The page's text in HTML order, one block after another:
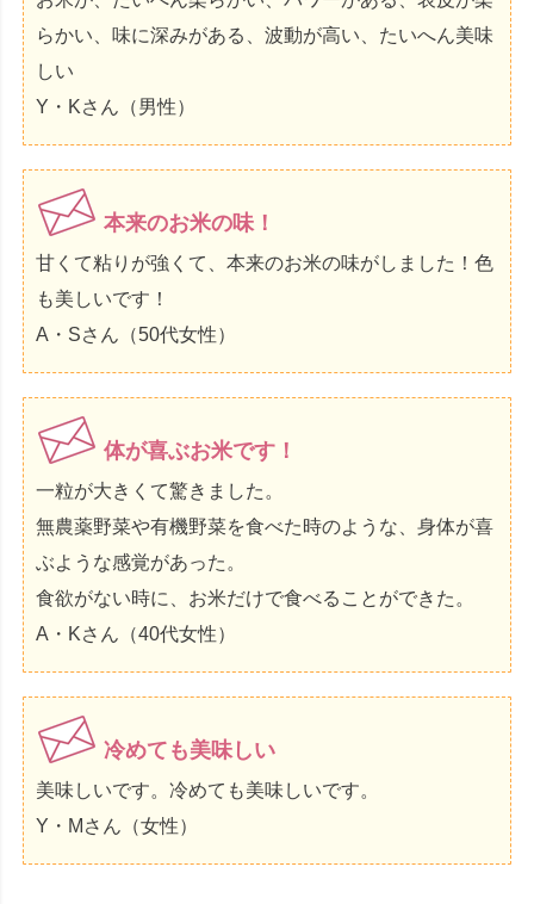
らかい、味に深みがある、波動が高い、たいへん美味
しい
Y・Kさん（男性）
本来のお米の味！
甘くて粘りが強くて、本来のお米の味がしました！色
も美しいです！
A・Sさん（50代女性）
体が喜ぶお米です！
一粒が大きくて驚きました。
無農薬野菜や有機野菜を食べた時のような、身体が喜
ぶような感覚があった。
食欲がない時に、お米だけで食べることができた。
A・Kさん（40代女性）
冷めても美味しい
美味しいです。冷めても美味しいです。
Y・Mさん（女性）